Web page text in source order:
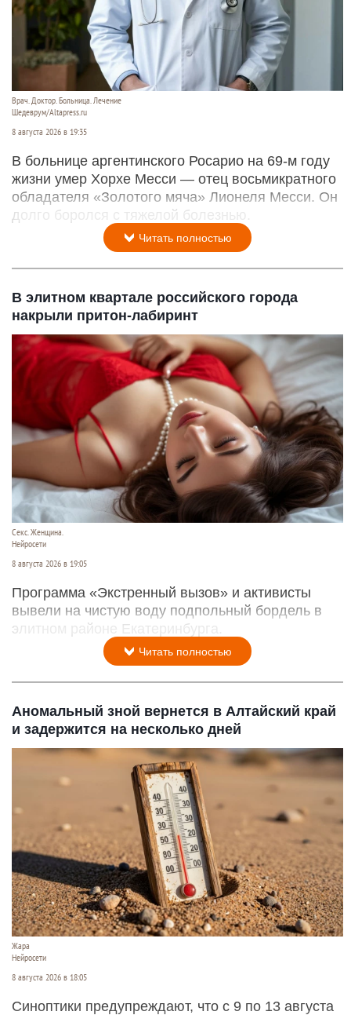
Врач. Доктор. Больница. Лечение
Шедеврум/Altapress.ru
8 августа 2026 в 19:35
В больнице аргентинского Росарио на 69-м году
жизни умер Хорхе Месси — отец восьмикратного
обладателя «Золотого мяча» Лионеля Месси. Он
долго боролся с тяжелой болезнью.
Читать полностью
В элитном квартале российского города
накрыли притон-лабиринт
Секс. Женщина.
Нейросети
8 августа 2026 в 19:05
Программа «Экстренный вызов» и активисты
вывели на чистую воду подпольный бордель в
элитном районе Екатеринбурга.
Читать полностью
Аномальный зной вернется в Алтайский край
и задержится на несколько дней
Жара
Нейросети
8 августа 2026 в 18:05
Синоптики предупреждают, что с 9 по 13 августа